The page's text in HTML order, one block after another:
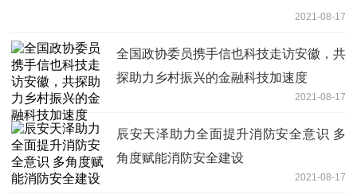
2021-08-17
全国政协委员携手信也科技走访安徽，共
探助力乡村振兴的金融科技加速度
2021-08-17
辰安天泽助力全面提升消防安全意识 多
角度赋能消防安全建设
2021-08-17